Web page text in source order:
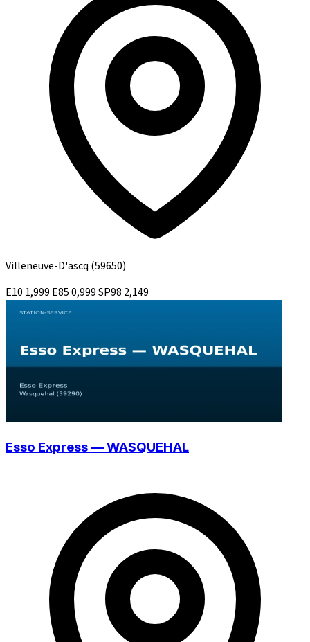
Villeneuve-D'ascq (59650)
E10 1,999 E850,999SP98 2,149
Esso Express — WASQUEHAL